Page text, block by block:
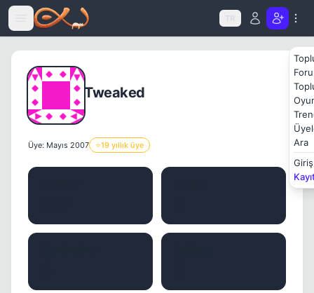
Icerige atla
TR
Ara
Giriş
Tweaked
Üye: Mayıs 2007 ⭐19 yıllık üye